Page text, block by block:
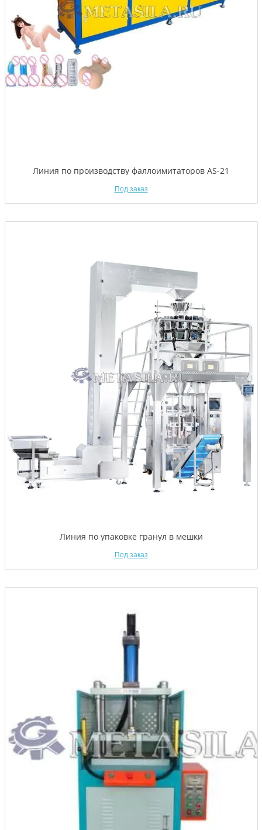
Линия по производству фаллоимитаторов AS-21
Под заказ
Линия по упаковке гранул в мешки
Под заказ